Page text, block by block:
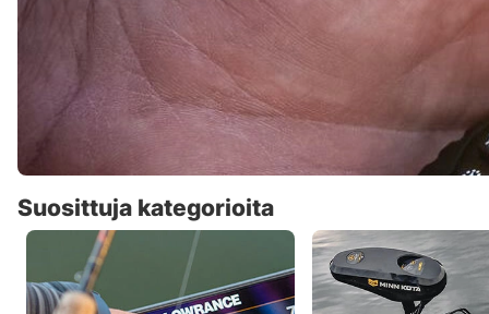
Suosittuja kategorioita